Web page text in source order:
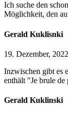
Ich suche den
Möglichkeit, den
Gerald Kuklisnki
19. Dezember,
Inzwischen gibt es
enthält "Je brule
Gerald Kuklinski